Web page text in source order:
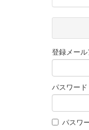
登録メール
パスワード
パスワ